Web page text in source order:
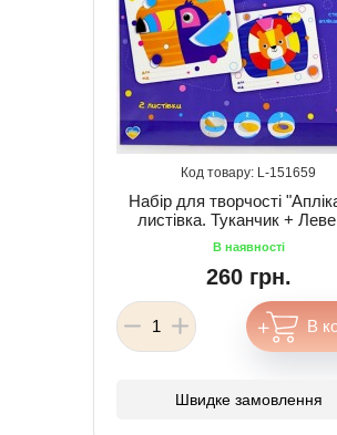
151659
Набір для творчості
листівка. Туканчик +
260 грн.
Швидке замовлення